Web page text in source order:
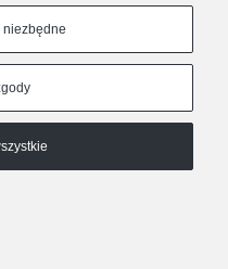
niezbędne